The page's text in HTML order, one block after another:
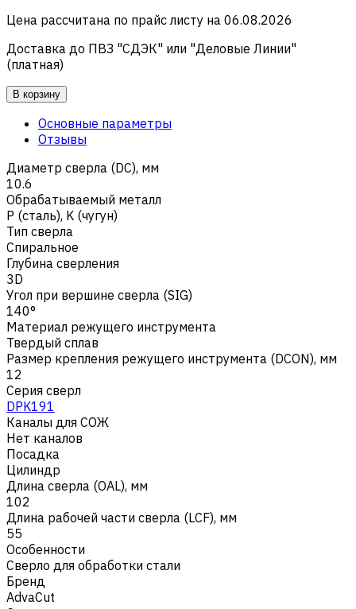
Цена рассчитана по прайс листу на 06.08.2026
Доставка до ПВЗ "СДЭК" или "Деловые Линии"
(платная)
В корзину
Основные параметры
Отзывы
Диаметр сверла (DC), мм
10.6
Обрабатываемый металл
Р (сталь), K (чугун)
Тип сверла
Спиральное
Глубина сверления
3D
Угол при вершине сверла (SIG)
140°
Материал режущего инструмента
Твердый сплав
Размер крепления режущего инструмента (DCON), мм
12
Серия сверл
DPK191
Каналы для СОЖ
Нет каналов
Посадка
Цилиндр
Длина сверла (OAL), мм
102
Длина рабочей части сверла (LCF), мм
55
Особенности
Сверло для обработки стали
Бренд
AdvaCut